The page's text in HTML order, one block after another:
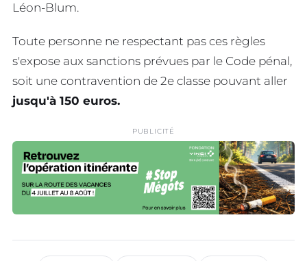
Léon-Blum.
Toute personne ne respectant pas ces règles
s'expose aux sanctions prévues par le Code pénal,
soit une contravention de 2e classe pouvant aller
jusqu'à 150 euros.
PUBLICITÉ